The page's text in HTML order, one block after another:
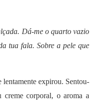
Dá-me o quarto vazio
tua fala. Sobre a pele que
lentamente expirou. Sentou-
creme corporal, o aroma a